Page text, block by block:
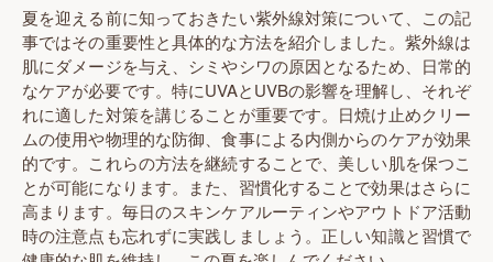
夏を迎える前に知っておきたい紫外線対策について、この記
事ではその重要性と具体的な方法を紹介しました。紫外線は
肌にダメージを与え、シミやシワの原因となるため、日常的
なケアが必要です。特にUVAとUVBの影響を理解し、それぞ
れに適した対策を講じることが重要です。日焼け止めクリー
ムの使用や物理的な防御、食事による内側からのケアが効果
的です。これらの方法を継続することで、美しい肌を保つこ
とが可能になります。また、習慣化することで効果はさらに
高まります。毎日のスキンケアルーティンやアウトドア活動
時の注意点も忘れずに実践しましょう。正しい知識と習慣で